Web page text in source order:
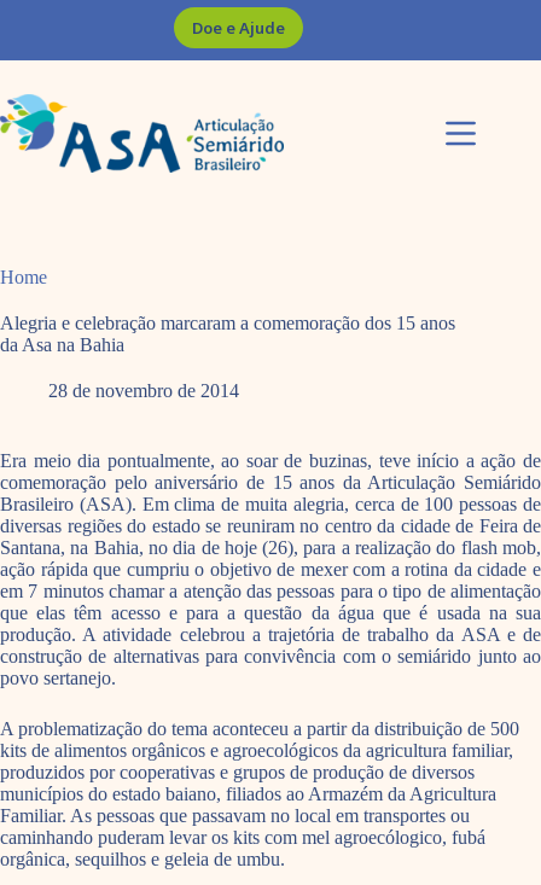
Doe e Ajude
Home
Alegria e celebração marcaram a comemoração dos 15 anos
da Asa na Bahia
28 de novembro de 2014
Era meio dia pontualmente, ao soar de buzinas, teve início a ação de
comemoração pelo aniversário de 15 anos da Articulação Semiárido
Brasileiro (ASA). Em clima de muita alegria, cerca de 100 pessoas de
diversas regiões do estado se reuniram no centro da cidade de Feira de
Santana, na Bahia, no dia de hoje (26), para a realização do flash mob,
ação rápida que cumpriu o objetivo de mexer com a rotina da cidade e
em 7 minutos chamar a atenção das pessoas para o tipo de alimentação
que elas têm acesso e para a questão da água que é usada na sua
produção. A atividade celebrou a trajetória de trabalho da ASA e de
construção de alternativas para convivência com o semiárido junto ao
povo sertanejo.
A problematização do tema aconteceu a partir da distribuição de 500
kits de alimentos orgânicos e agroecológicos da agricultura familiar,
produzidos por cooperativas e grupos de produção de diversos
municípios do estado baiano, filiados ao Armazém da Agricultura
Familiar. As pessoas que passavam no local em transportes ou
caminhando puderam levar os kits com mel agroecólogico, fubá
orgânica, sequilhos e geleia de umbu.